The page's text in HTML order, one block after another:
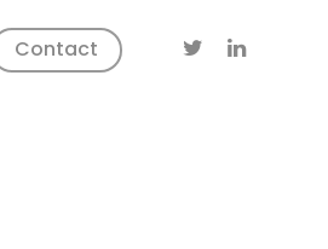
Contact